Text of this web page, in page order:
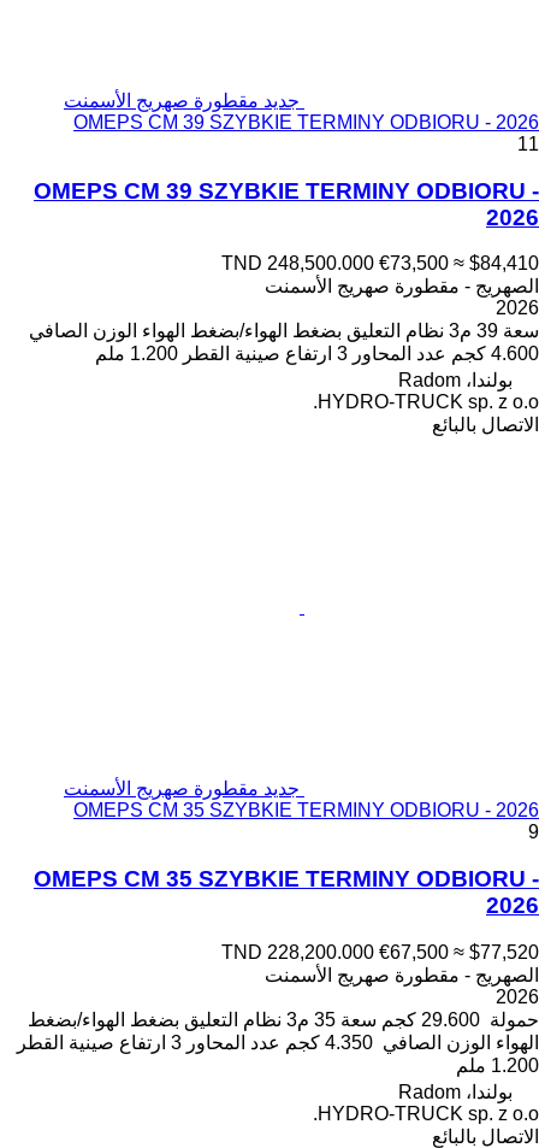
جديد مقطورة صهريج الأسمنت
OMEPS CM 39 SZYBKIE TERMINY ODBIORU - 2026
11
OMEPS CM 39 SZYBKIE TERMINY ODBIORU -
2026
TND 248,500.000 €73,500 ≈ $84,410
الصهريج - مقطورة صهريج الأسمنت
2026
سعة 39 م3 نظام التعليق بضغط الهواء/بضغط الهواء الوزن الصافي
4.600 كجم
عدد المحاور 3 ارتفاع صينية القطر 1.200 ملم
بولندا، Radom
HYDRO-TRUCK sp. z o.o.
الاتصال بالبائع
جديد مقطورة صهريج الأسمنت
OMEPS CM 35 SZYBKIE TERMINY ODBIORU - 2026
9
OMEPS CM 35 SZYBKIE TERMINY ODBIORU -
2026
TND 228,200.000 €67,500 ≈ $77,520
الصهريج - مقطورة صهريج الأسمنت
2026
حمولة 29.600 كجم سعة 35 م3 نظام التعليق بضغط الهواء/بضغط
الهواء الوزن الصافي 4.350 كجم عدد المحاور 3 ارتفاع صينية القطر
1.200 ملم
بولندا، Radom
HYDRO-TRUCK sp. z o.o.
الاتصال بالبائع